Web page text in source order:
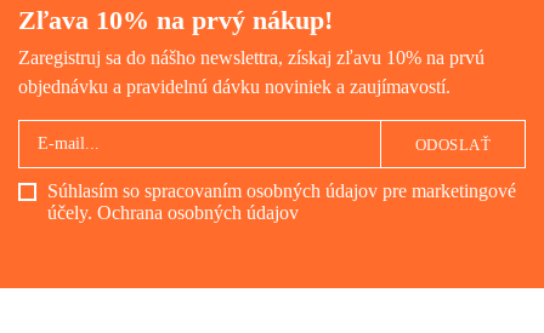
Zľava 10% na prvý nákup!
Zaregistruj sa do nášho newslettra, získaj zľavu 10% na prvú
objednávku a pravidelnú dávku noviniek a zaujímavostí.
Súhlasím so spracovaním osobných údajov pre marketingové
účely. Ochrana osobných údajov
ODOSLAŤ